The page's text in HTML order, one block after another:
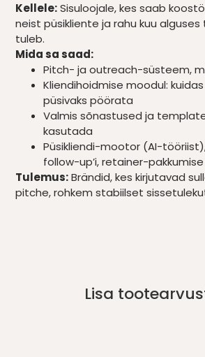
Kellele:Sisuloojale, kes saab
neist püsikliente ja rahu kuu
tuleb.
Mida sa saad:
Pitch- ja outreach-süsteem,
Kliendihoidmise moodul:
püsivaks pöörata
Valmis sõnastused ja
kasutada
Püsikliendi-mootor (AI-
follow-up’i, retainer-
Tulemus:Brändid, kes kirjutavad
pitche, rohkem stabiilset
Lisa